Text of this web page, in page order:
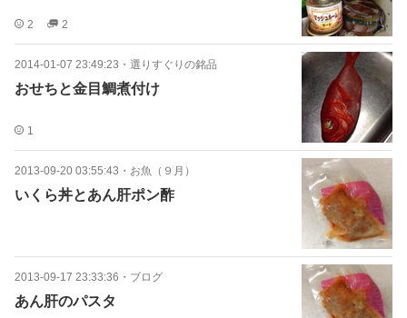
2 2
2014-01-07 23:49:23 ・ 選りすぐりの銘品
おせちと金目鯛煮付け
1
2013-09-20 03:55:43 ・ お魚（９月）
いくら丼とあん肝ポン酢
2013-09-17 23:33:36 ・ ブログ
あん肝のパスタ